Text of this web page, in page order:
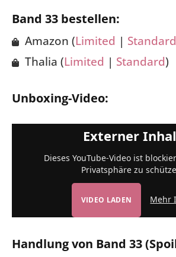
Band 33 bestellen:
Amazon (Limited | Standard
Thalia (Limited | Standard)
Unboxing-Video:
Externer
Dieses YouTube-Video ist
Privatsphäre zu
VIDEO LADEN Mehr
Handlung von Band 33